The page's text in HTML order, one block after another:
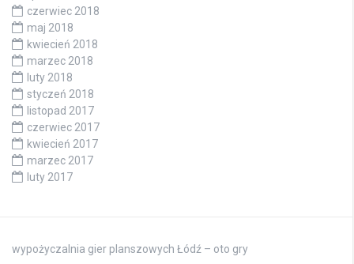
czerwiec 2018
maj 2018
kwiecień 2018
marzec 2018
luty 2018
styczeń 2018
listopad 2017
czerwiec 2017
kwiecień 2017
marzec 2017
luty 2017
wypożyczalnia gier planszowych Łódź – oto gry